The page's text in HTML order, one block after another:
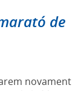
de
novament